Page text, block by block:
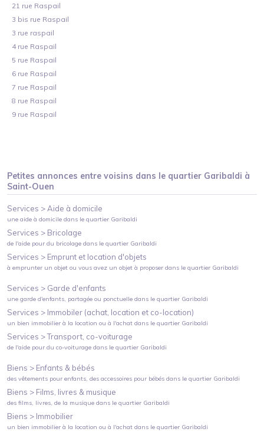
21 rue Raspail
3 bis rue Raspail
3 rue raspail
4 rue Raspail
5 rue Raspail
6 rue Raspail
7 rue Raspail
8 rue Raspail
9 rue Raspail
Petites annonces entre voisins dans le quartier Garibaldi à
Saint-Ouen
Services >Aide à domicile
une aide à domicile dans le quartier Garibaldi
Services > Bricolage
de l'aide pour du bricolage dans le quartier Garibaldi
Services > Emprunt et location d'objets
à emprunter un objet ou vous avez un objet à proposer dans le quartier Garibaldi
Services > Garde d'enfants
une garde d'enfants, partagée ou ponctuelle dans le quartier Garibaldi
Services > Immobiler (achat, location et co-location)
un bien immobilier à la location ou à l'achat dans le quartier Garibaldi
Services >Transport, co-voiturage
de l'aide pour du co-voiturage dans le quartier Garibaldi
Biens > Enfants & bébés
des vêtements pour enfants, des accessoires pour bébés dans le quartier Garibaldi
Biens > Films, livres & musique
des films, livres, de la musique dans le quartier Garibaldi
Biens > Immobilier
un bien immobilier à la location ou à l'achat dans le quartier Garibaldi